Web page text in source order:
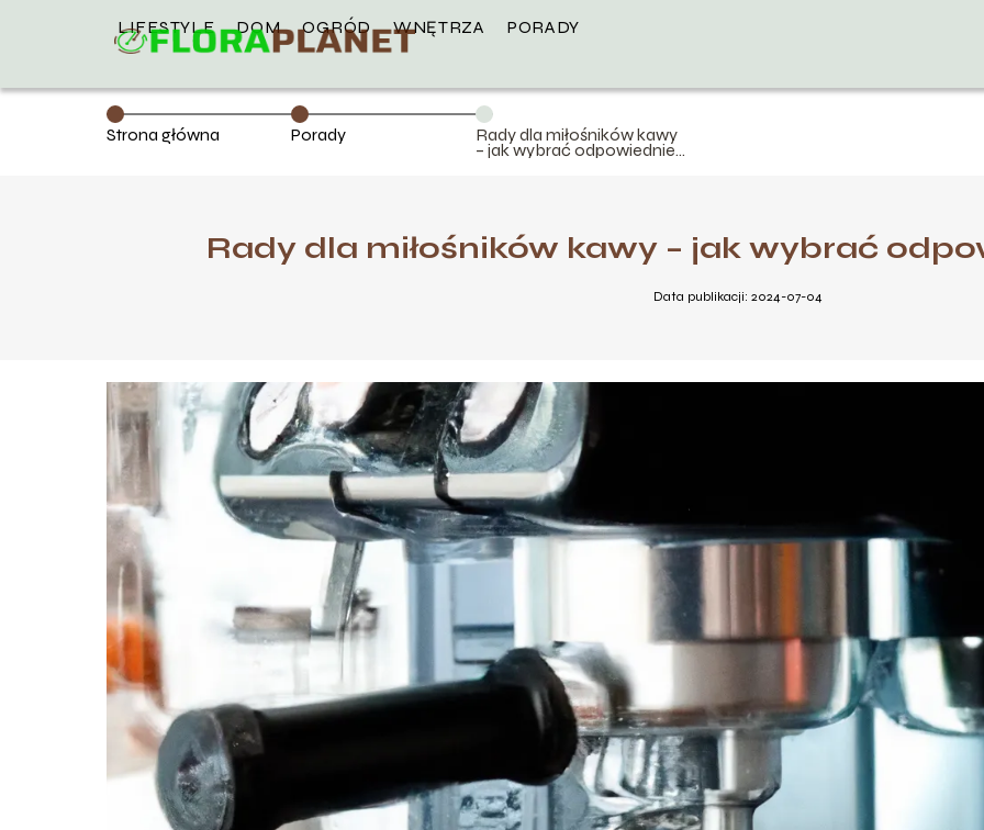
LIFESTYLE DOM OGRÓD WNĘTRZA PORADY
Strona główna Porady Rady dla miłośników kawy
– jak wybrać odpowiednie
ekspres?
Rady dla miłośników kawy – jak wybrać
Data publikacji: 2024-07-04